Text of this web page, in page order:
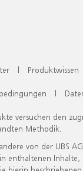
| Produktwissen
|
versuchen den
Methodik.
von der UBS
enthaltenen